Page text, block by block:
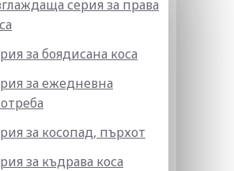
серия за права
за боядисана коса
за ежедневна
за косопад, пърхот
за къдрава коса